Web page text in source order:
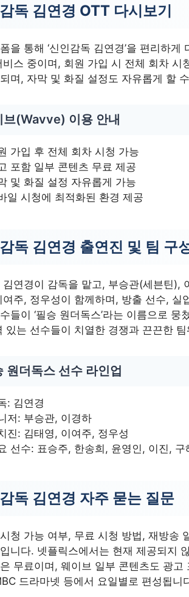
독 김연경 OTT 다시보기
을 통해 ‘신인감독 김연경’을 편리하
비스 중이며, 회원 가입 시 전체 회차
며, 자막 및 화질 설정도 자유롭게 할
브(Wavve) 이용 안내
가입 후 전체 회차 시청 가능
포함 일부 콘텐츠 무료 제공
및 화질 설정 자유롭게 가능
일 시청에 최적화된 환경 제공
독 김연경 출연진 및 팀 구
김연경이 감독을 맡고, 부승관(세븐틴),
여주, 정우성이 함께하며, 방출 선수, 실
들이 ‘필승 원더독스’라는 이름으로
있는 선수들이 치열한 경쟁과 끈끈한
원더독스 선수 라인업
: 김연경
저: 부승관, 이경하
진: 김태영, 이여주, 정우성
선수: 표승주, 한송희, 윤영인, 이진, 구
독 김연경 자주 묻는 질문
청 가능 여부, 무료 시청 방법, 재방송
니다. 넷플릭스에서는 현재 제공되지
무료이며, 웨이브 일부 콘텐츠도 광
드라마넷 등에서 요일별로 편성됩니